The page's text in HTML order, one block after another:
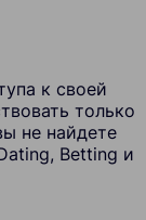
к своей
только
не найдете
Betting и